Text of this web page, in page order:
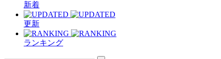
新着
更新
ランキング